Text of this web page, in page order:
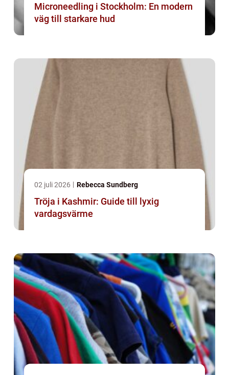
Microneedling i Stockholm: En modern
väg till starkare hud
02 juli 2026 Rebecca Sundberg
Tröja i Kashmir: Guide till lyxig
vardagsvärme